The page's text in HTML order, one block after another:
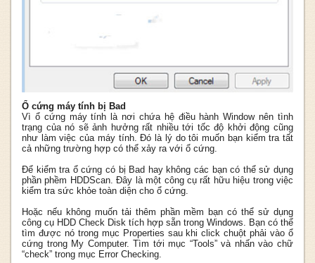
Ổ cứng máy tính bị Bad
Vì ổ cứng máy tính là nơi chứa hệ điều hành Window nên tình
trạng của nó sẽ ảnh hưởng rất nhiều tới tốc độ khởi động cũng
như làm việc của máy tính. Đó là lý do tôi muốn bạn kiểm tra tất
cả những trường hợp có thể xảy ra với ổ cứng.
Để kiểm tra ổ cứng có bị Bad hay không các bạn có thể sử dụng
phần phềm HDDScan. Đây là một công cụ rất hữu hiệu trong việc
kiểm tra sức khỏe toàn diện cho ổ cứng.
Hoặc nếu không muốn tải thêm phần mềm bạn có thể sử dụng
công cụ HDD Check Disk tích hợp sẵn trong Windows. Bạn có thể
tìm được nó trong mục Properties sau khi click chuột phải vào ổ
cứng trong My Computer. Tìm tới mục “Tools” và nhấn vào chữ
“check” trong mục Error Checking.